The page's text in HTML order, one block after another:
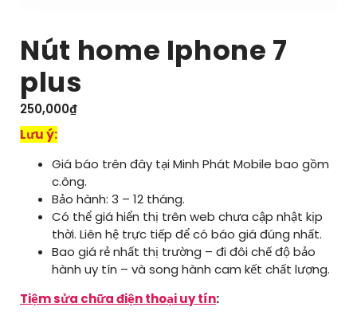
Nút home Iphone 7
plus
250,000₫
Lưu ý:
Giá báo trên đây tại Minh Phát Mobile bao gồm
c.ông.
Bảo hành: 3 – 12 tháng.
Có thể giá hiển thị trên web chưa cập nhật kịp
thời. Liên hệ trực tiếp để có báo giá đúng nhất.
Bao giá rẻ nhất thị trường – đi đôi chế độ bảo
hành uy tín – và song hành cam kết chất lượng.
Tiệm sửa chữa điện thoại uy tín: